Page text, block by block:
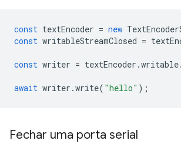
const textEncoder = new
const writableStreamClosed =
const writer = textEncoder .writable.
await writer .write( "hello" );
Fechar uma porta serial